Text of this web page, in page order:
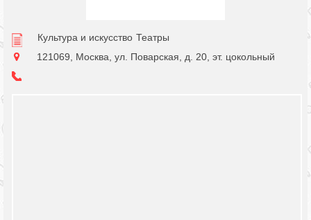
Культура и искусство Театры
121069, Москва, ул. Поварская, д. 20, эт. цокольный